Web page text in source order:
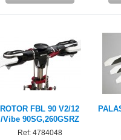
ROTOR FBL 90 V2/12
/Vibe 90SG,260GSRZ
Ref: 4784048